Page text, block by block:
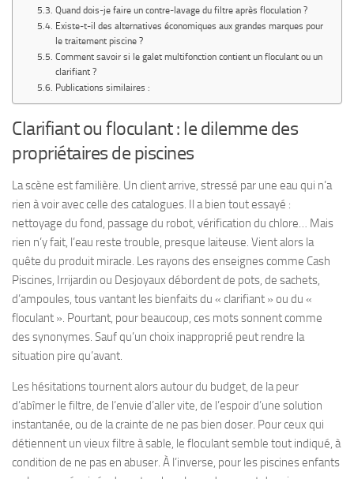
Quand dois-je faire un contre-lavage du filtre après floculation ?
Existe-t-il des alternatives économiques aux grandes marques pour
le traitement piscine ?
Comment savoir si le galet multifonction contient un floculant ou un
clarifiant ?
Publications similaires :
Clarifiant ou floculant : le dilemme des
propriétaires de piscines
La scène est familière. Un client arrive, stressé par une eau qui n’a
rien à voir avec celle des catalogues. Il a bien tout essayé :
nettoyage du fond, passage du robot, vérification du chlore… Mais
rien n’y fait, l’eau reste trouble, presque laiteuse. Vient alors la
quête du produit miracle. Les rayons des enseignes comme Cash
Piscines, Irrijardin ou Desjoyaux débordent de pots, de sachets,
d’ampoules, tous vantant les bienfaits du « clarifiant » ou du «
floculant ». Pourtant, pour beaucoup, ces mots sonnent comme
des synonymes. Sauf qu’un choix inapproprié peut rendre la
situation pire qu’avant.
Les hésitations tournent alors autour du budget, de la peur
d’abîmer le filtre, de l’envie d’aller vite, de l’espoir d’une solution
instantanée, ou de la crainte de ne pas bien doser. Pour ceux qui
détiennent un vieux filtre à sable, le floculant semble tout indiqué, à
condition de ne pas en abuser. À l’inverse, pour les piscines enfants